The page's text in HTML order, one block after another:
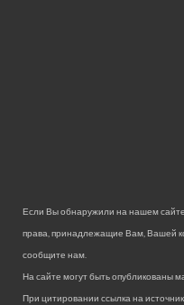
Если Вы обнаружили на нашем
права, принадлежащие Вам, Вашей
сообщите нам.
На сайте могут быть опубликованы
При цитировании ссылка на